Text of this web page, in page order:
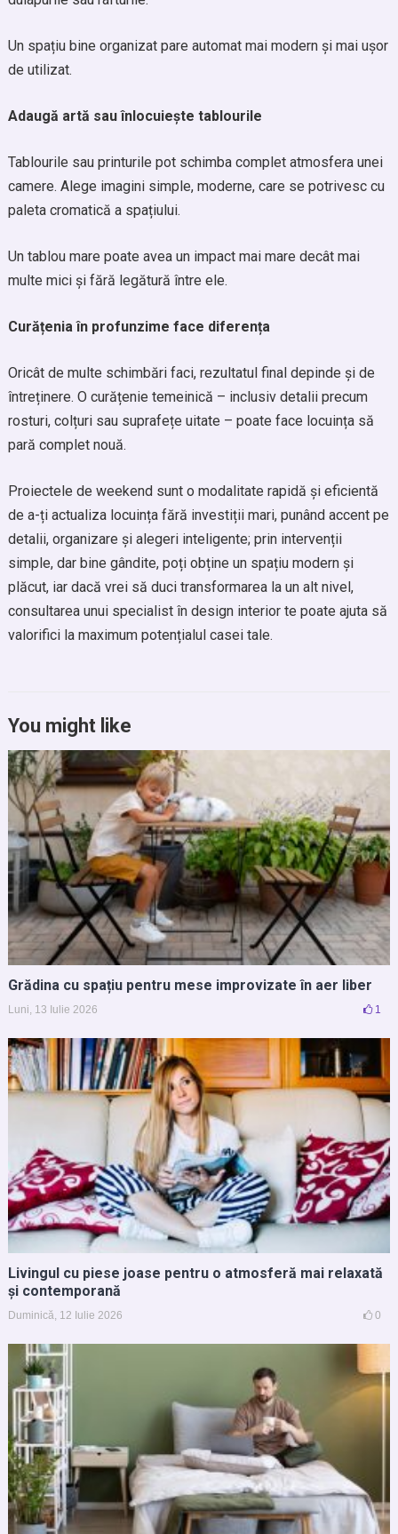
Un spațiu bine organizat pare automat mai modern și mai ușor
de utilizat.
Adaugă artă sau înlocuiește tablourile
Tablourile sau printurile pot schimba complet atmosfera unei
camere. Alege imagini simple, moderne, care se potrivesc cu
paleta cromatică a spațiului.
Un tablou mare poate avea un impact mai mare decât mai
multe mici și fără legătură între ele.
Curățenia în profunzime face diferența
Oricât de multe schimbări faci, rezultatul final depinde și de
întreținere. O curățenie temeinică – inclusiv detalii precum
rosturi, colțuri sau suprafețe uitate – poate face locuința să
pară complet nouă.
Proiectele de weekend sunt o modalitate rapidă și eficientă
de a-ți actualiza locuința fără investiții mari, punând accent pe
detalii, organizare și alegeri inteligente; prin intervenții
simple, dar bine gândite, poți obține un spațiu modern și
plăcut, iar dacă vrei să duci transformarea la un alt nivel,
consultarea unui specialist în design interior te poate ajuta să
valorifici la maximum potențialul casei tale.
You might like
Grădina cu spațiu pentru mese improvizate în aer liber
Luni, 13 Iulie 2026 1
Livingul cu piese joase pentru o atmosferă mai relaxată
și contemporană
Duminică, 12 Iulie 2026 0